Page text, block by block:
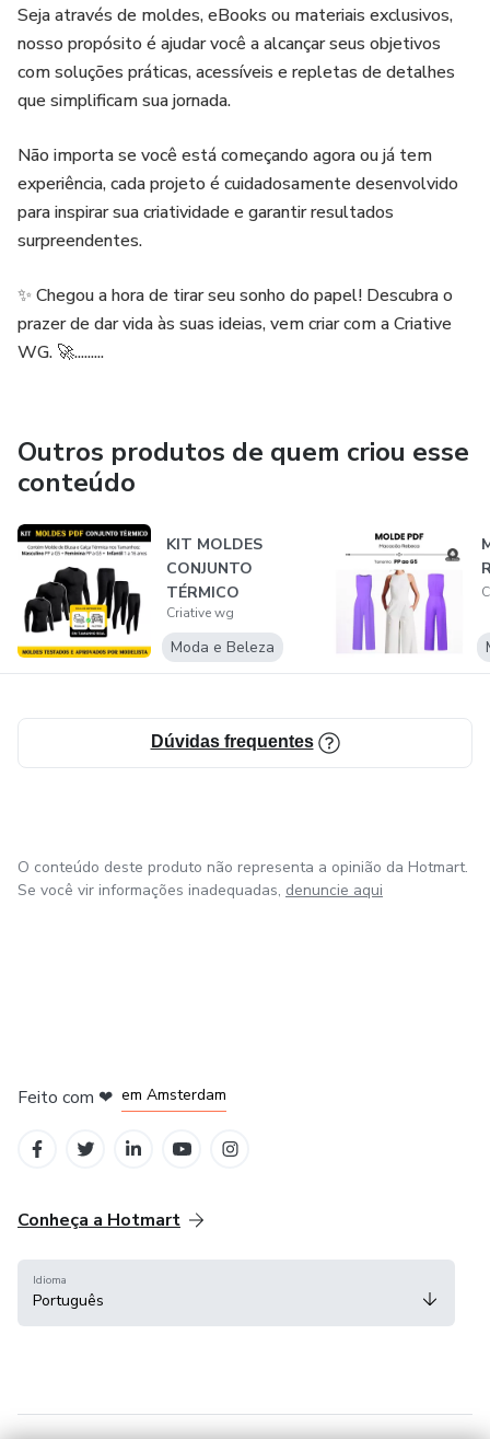
Seja através de moldes, eBooks ou materiais exclusivos,
nosso propósito é ajudar você a alcançar seus objetivos
com soluções práticas, acessíveis e repletas de detalhes
que simplificam sua jornada.
Não importa se você está começando agora ou já tem
experiência, cada projeto é cuidadosamente desenvolvido
para inspirar sua criatividade e garantir resultados
surpreendentes.
✨ Chegou a hora de tirar seu sonho do papel! Descubra o
prazer de dar vida às suas ideias, vem criar com a Criative
WG. 🚀.........
Outros produtos de quem criou esse
conteúdo
KIT MOLDES
CONJUNTO
TÉRMICO
Criative wg
Moda e Beleza
Dúvidas frequentes
O conteúdo deste produto não representa a opinião da Hotmart.
Se você vir informações inadequadas, denuncie aqui
Feito com ❤ em Amsterdam
Conheça a Hotmart
Idioma
Português